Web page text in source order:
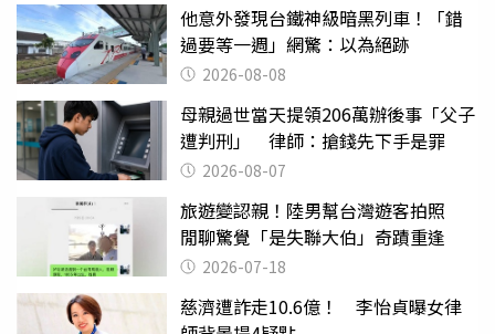
他意外發現台鐵神級暗黑列車！「錯
過要等一週」網驚：以為絕跡
2026-08-08
母親過世當天提領206萬辦後事「父子
遭判刑」 律師：搶錢先下手是罪
2026-08-07
旅遊變認親！陸男幫台灣遊客拍照
閒聊驚覺「是失聯大伯」奇蹟重逢
2026-07-18
慈濟遭詐走10.6億！ 李怡貞曝女律